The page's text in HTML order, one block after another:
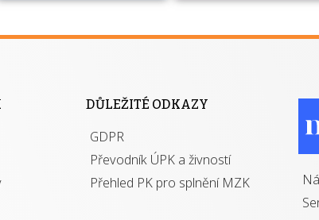
výhody má získání
DŮLEŽITÉ ODKAZY
GDPR
Převodník ÚPK a živností
Přehled PK pro splnění MZK